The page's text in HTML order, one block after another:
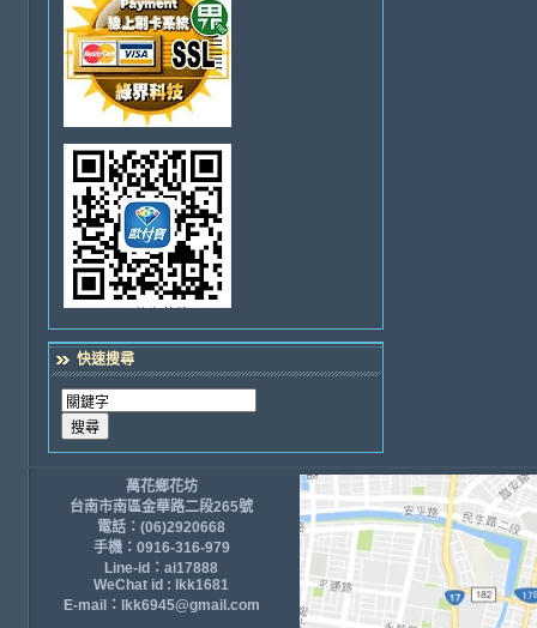
快速搜尋
萬花鄉花坊
台南市南區金華路二段265號
電話：(06)2920668
手機：0916-316-979
Line-id：ai17888
WeChat id : lkk1681
E-mail：lkk6945@gmail.com